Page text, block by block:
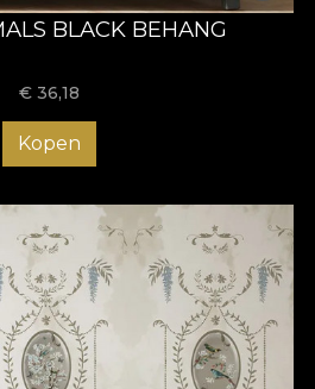
BLACK BEHANG
€ 36,18
Kopen